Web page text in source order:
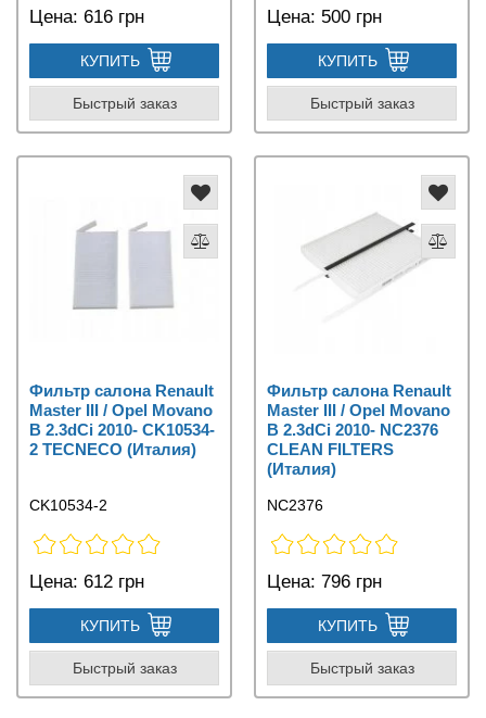
Цена: 616 грн
КУПИТЬ
Быстрый заказ
Цена: 500 грн
КУПИТЬ
Быстрый заказ
Фильтр салона Renault
Master III / Opel Movano
B 2.3dCi 2010- CK10534-
2 TECNECO (Италия)
CK10534-2
Цена: 612 грн
КУПИТЬ
Быстрый заказ
Фильтр салона Renault
Master III / Opel Movano
B 2.3dCi 2010- NC2376
CLEAN FILTERS
(Италия)
NC2376
Цена: 796 грн
КУПИТЬ
Быстрый заказ